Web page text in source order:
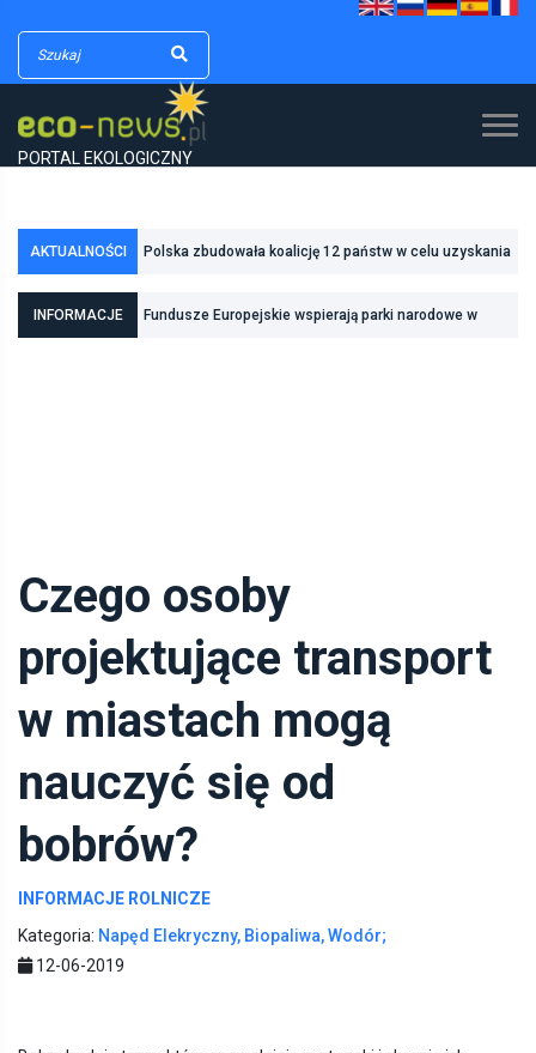
PORTAL EKOLOGICZNY
AKTUALNOŚCI
inwestycjom w zielono-niebieską infrastrukturę
dodatkowych środków na inwestycje w transformację
energetyczną
INFORMACJE Fundusze Europejskie wspierają parki narodowe w
Czego osoby
projektujące transport
w miastach mogą
nauczyć się od
bobrów?
INFORMACJE ROLNICZE
Kategoria: Napęd Elekryczny, Biopaliwa, Wodór;
12-06-2019